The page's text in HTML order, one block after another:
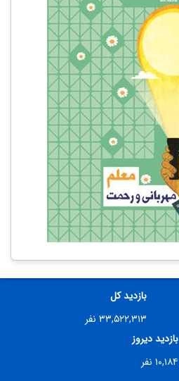
بازدید کل
۳۳,۵۲۲,۳۱۳ نفر
بازدید دیروز
۱۰,۱۸۴ نفر